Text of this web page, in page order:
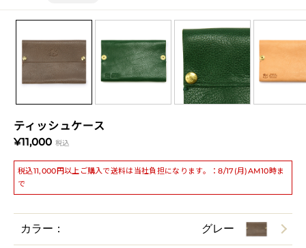
ティッシュケース
¥11,000 税込
税込11,000円以上ご購入で送料は当社負担になります。：8/17(月)AM10時ま
で
カラー： グレー